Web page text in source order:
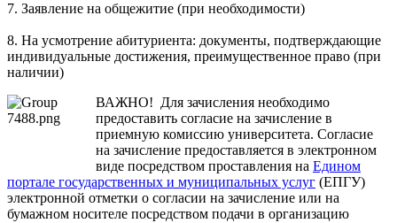
7. Заявление на общежитие (при необходимости)
8. На усмотрение абитуриента: документы, подтверждающие
индивидуальные достижения, преимущественное право (при
наличии)
ВАЖНО! Для зачисления необходимо
предоставить согласие на зачисление в
приемную комиссию университета. Согласие
на зачисление предоставляется в электронном
виде посредством проставления на Едином
портале государственных и муниципальных услуг (ЕПГУ)
электронной отметки о согласии на зачисление или на
бумажном носителе посредством подачи в организацию